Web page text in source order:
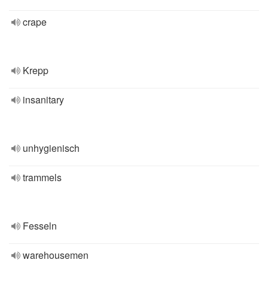
crape
Krepp
insanitary
unhygienisch
trammels
Fesseln
warehousemen